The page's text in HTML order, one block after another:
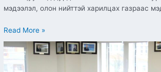
мэдээлэл, олон нийттэй харилцах газраас
Read More »
ЦАХИМ
ОРЧИНД
ХҮНИЙ